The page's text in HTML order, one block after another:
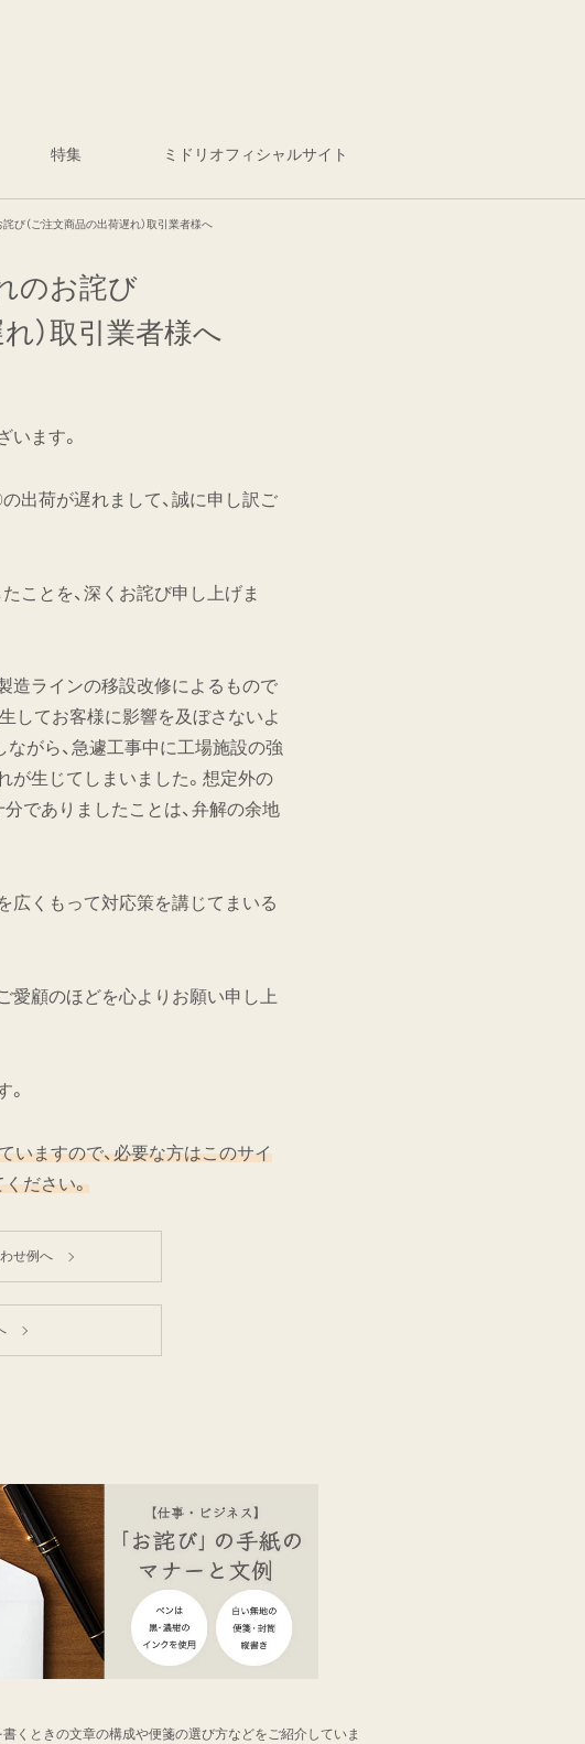
特集 ミドリオフィシャルサイト
詫び（ご注文商品の出荷遅れ）取引業者様へ
のお詫び
）取引業者様へ
います。
出荷が遅れまして、誠に申し訳ご
ことを、深くお詫び申し上げま
造ラインの移設改修によるもので
してお客様に影響を及ぼさないよ
ながら、急遽工事中に工場施設の強
が生じてしまいました。想定外の
分でありましたことは、弁解の余地
広くもって対応策を講じてまいる
愛顧のほどを心よりお願い申し上
。
ていますので、必要な方はこのサイ
ください。
わせ例へ
書くときの文章の構成や便箋の選び方などをご紹介していま